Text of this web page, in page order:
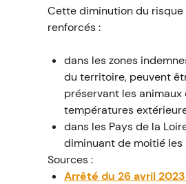
Cette diminution du
renforcés :
dans les zones
du territoire, peuvent
préservant les
températures
dans les Pays de la
diminuant de moitié les
Sources :
Arrêté du 26 avril